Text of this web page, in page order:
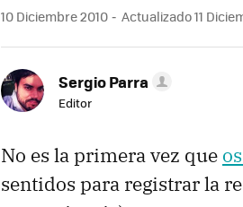
10 Diciembre 2010 Actualizado 11
Sergio Parra
Editor
No es la primera vez que
sentidos para registrar la